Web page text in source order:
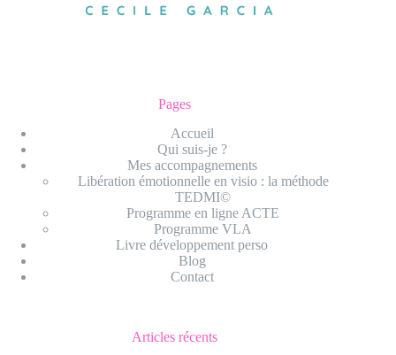
Pages
Accueil
Qui suis-je ?
Mes accompagnements
Libération émotionnelle en visio : la méthode
TEDMI©
Programme en ligne ACTE
Programme VLA
Livre développement perso
Blog
Contact
Articles récents